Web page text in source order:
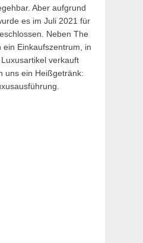
Aber aufgrund
es im Juli 2021 für
Neben The
ein Einkaufszentrum, in
verkauft
uns ein Heißgetränk: